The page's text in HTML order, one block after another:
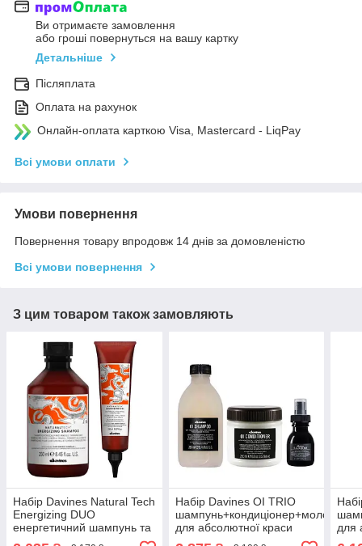
Ви отримаєте замовлення
або гроші повернуться на вашу картку
Детальніше
Післяплата
Оплата на рахунок
Онлайн-оплата карткою Visa, Mastercard - LiqPay
Всі умови оплати
Умови повернення
Повернення товару впродовж 14 днів за домовленістю
Всі умови повернення
З цим товаром також замовляють
Набір Davines Natural Tech
Energizing DUO
енергетичний шампунь та
Набір Davines OI TRIO
шампунь+кондиціонер+молочко
для абсолютної краси
волосся, 280+250+50 мл
для